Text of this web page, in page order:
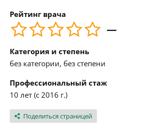
Рейтинг врача
—
Категория и степень
без категории, без степени
Профессиональный стаж
10 лет (с 2016 г.)
Поделиться страницей